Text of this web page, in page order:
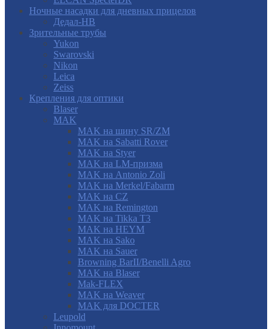
Ночные насадки для дневных прицелов
Дедал-НВ
Зрительные трубы
Yukon
Swarovski
Nikon
Leica
Zeiss
Крепления для оптики
Blaser
MAK
MAK на шину SR/ZM
MAK на Sabatti Rover
MAK на Styer
MAK на LM-призма
MAK на Antonio Zoli
MAK на Merkel/Fabarm
MAK на CZ
MAK на Remington
MAK на Tikka T3
MAK на HEYM
MAK на Sako
MAK на Sauer
Browning BarII/Benelli Agro
MAK на Blaser
Mak-FLEX
MAK на Weaver
MAK для DOCTER
Leupold